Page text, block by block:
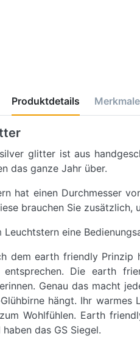
Produktdetails Merkmale
glitter ist aus
das ganze Jahr über.
hat einen Durchmesser
brauchen Sie zusätzlich,
eine
dem earth friendly
Die earth
Genau das macht
hängt. Ihr
Wohlfühlen. Earth
das GS Siegel.